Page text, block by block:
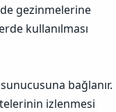
gezinmelerine
kullanılması
bağlanır.
izlenmesi